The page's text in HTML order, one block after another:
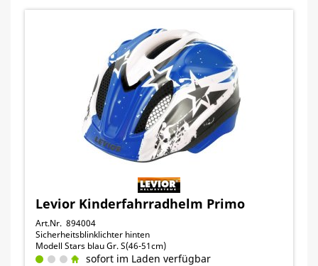
Levior Kinderfahrradhelm Primo
Art.Nr. 894004
Sicherheitsblinklichter hinten
Modell Stars blau Gr. S(46-51cm)
sofort im Laden verfügbar